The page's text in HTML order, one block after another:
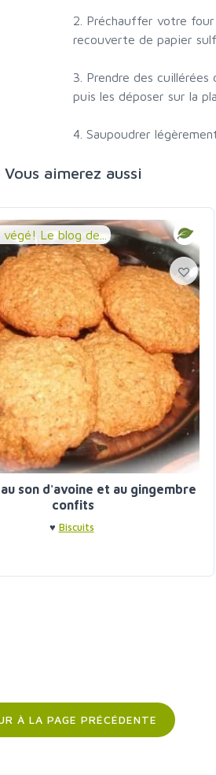
2. Préchauffer votre
recouverte de papier
3. Prendre des
puis les déposer sur la
4. Saupoudrer
Vous aimerez aussi
Le blog de...
son d'avoine et au gingembre
confits
♥ Biscuits
À LA PAGE PRÉCÉDENTE